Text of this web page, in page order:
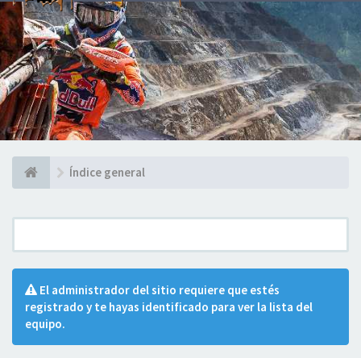
Índice general
El administrador del sitio requiere que estés
registrado y te hayas identificado para ver la lista del
equipo.